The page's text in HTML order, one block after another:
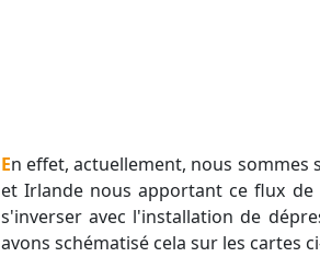
En effet, actuellement, nous sommes situés entre une goutte froide sur l'Italie et un anticyclone entre Islande
et Irlande nous apportant ce flux
s'inverser avec l'installation de
avons schématisé cela sur les cartes